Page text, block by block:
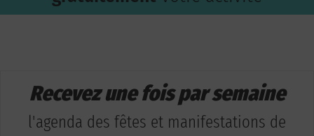
Recevez une fois par semaine
l'agenda des fêtes et manifestations de